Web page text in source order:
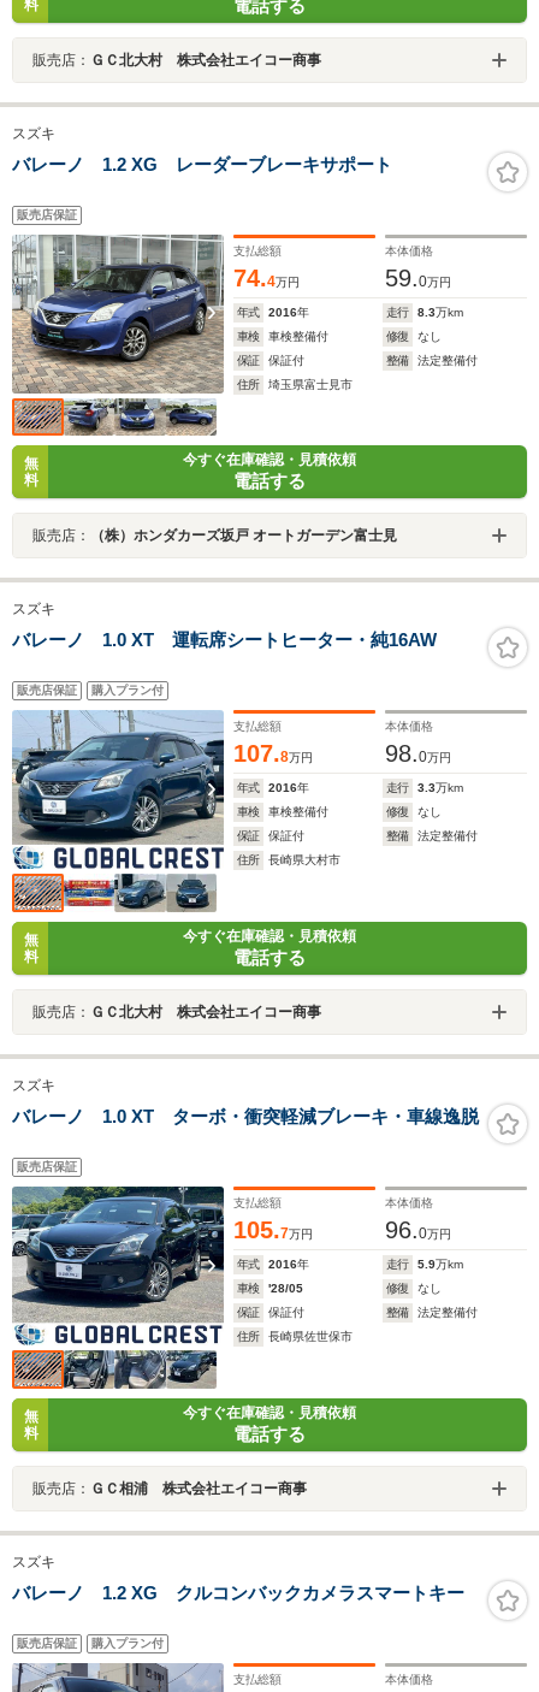
料 電話する
販売店： ＧＣ北大村 株式会社エイコー商事
スズキ
バレーノ 1.2 XG レーダーブレーキサポート
販売店保証
支払総額
74.4万円
本体価格
59.0万円
年式 2016年 走行 8.3万km
車検
車検整備付 修復
なし
保証
保証付 整備
法定整備付
住所
埼玉県富士見市
無
料
今すぐ在庫確認・見積依頼
電話する
販売店： （株）ホンダカーズ坂戸 オートガーデン富士見
スズキ
バレーノ 1.0 XT 運転席シートヒーター・純16AW
販売店保証 購入プラン付
支払総額
107.8万円
本体価格
98.0万円
年式 2016年 走行 3.3万km
車検
車検整備付 修復
なし
保証
保証付 整備
法定整備付
住所
長崎県大村市
無
料
今すぐ在庫確認・見積依頼
電話する
販売店： ＧＣ北大村 株式会社エイコー商事
スズキ
バレーノ 1.0 XT ターボ・衝突軽減ブレーキ・車線逸脱
販売店保証
支払総額
105.7万円
本体価格
96.0万円
年式 2016年 走行 5.9万km
車検
'28/05 修復
なし
保証
保証付 整備
法定整備付
住所
長崎県佐世保市
無
料
今すぐ在庫確認・見積依頼
電話する
販売店： ＧＣ相浦 株式会社エイコー商事
スズキ
バレーノ 1.2 XG クルコンバックカメラスマートキー
販売店保証 購入プラン付
支払総額 本体価格